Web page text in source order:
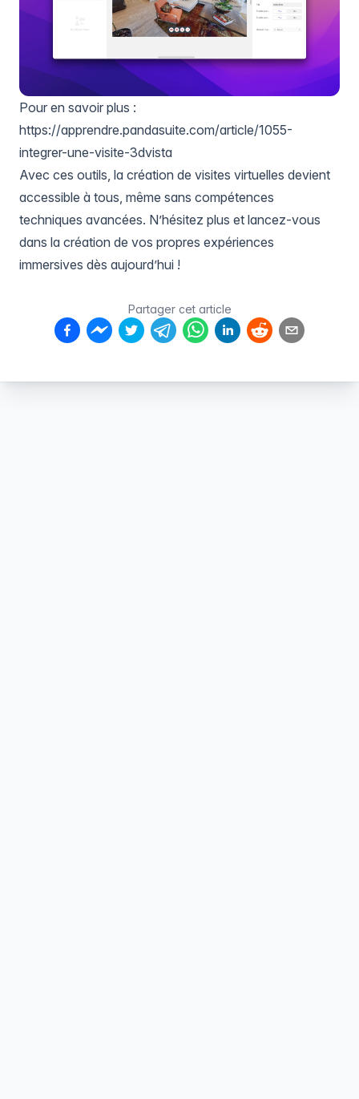
Pour en savoir plus :
https://apprendre.pandasuite.com/article/1055-
integrer-une-visite-3dvista
Avec ces outils, la création de visites virtuelles devient
accessible à tous, même sans compétences
techniques avancées. N’hésitez plus et lancez-vous
dans la création de vos propres expériences
immersives dès aujourd’hui !
Partager cet article